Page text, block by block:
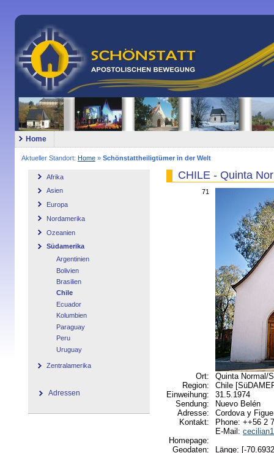
Home
Aktueller Standort: Home» Schönstattheiligtümer in der Welt
Afrika
Asien
Europa
Nordamerika
Ozeanien
Südamerika
Argentinien
Bolivien
Brasilien
Chile
Ecuador
Kolumbien
Paraguay
Peru
Uruguay
Zentralamerika
Adressen
CHILE - Quinta
71
Ort:
Quinta Normal/
Region:
Chile
Einweihung:
31.5.1974
Sendung:
Nuevo Belén
Adresse:
Cordova y
Kontakt:
Phone: ++56 2
E-Mail:
Homepage:
Geodaten:
Länge: [-